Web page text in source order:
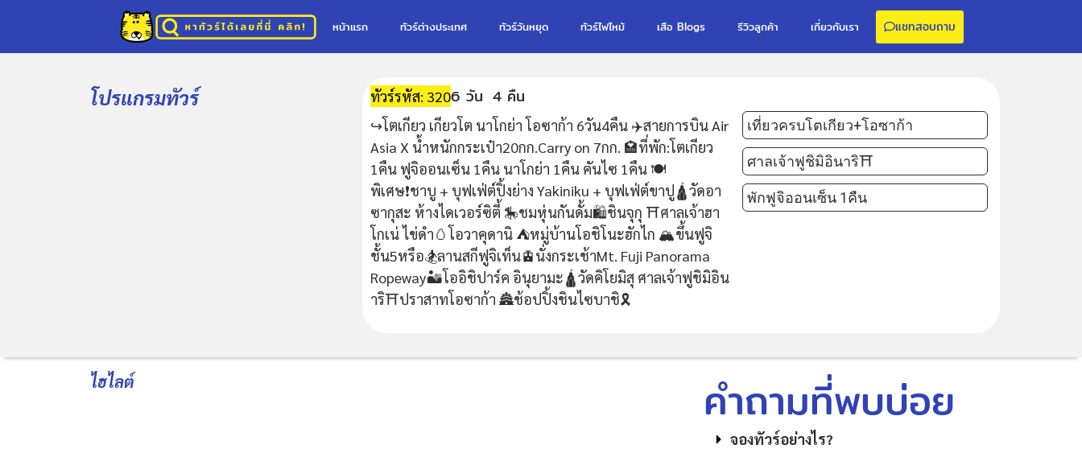
หน้าแรก ทัวร์ต่างประเทศ ทัวร์วันหยุด ทัวร์ไฟไหม้ เสือ Blogs รีวิวลูกค้า เกี่ยวกับเรา แชทสอบถาม
โปรแกรมทัวร์ ทัวร์รหัส: 3206 วัน 4 คืน
↪️โตเกียว เกียวโต นาโกย่า โอซาก้า 6วัน4คืน ✈️สายการบิน Air
Asia X น้ำหนักกระเป๋า20กก.Carry on 7กก. 🏩ที่พัก:โตเกียว
1คืน ฟูจิออนเซ็น 1คืน นาโกย่า 1คืน คันไซ 1คืน 🍽
พิเศษ❗️ชาบู + บุฟเฟ่ต์ปิ้งย่าง Yakiniku + บุฟเฟ่ต์ขาปู🛕วัดอา
ซากุสะ ห้างไดเวอร์ซิตี้ 🎠ชมหุ่นกันดั้ม🛍ชินจุกุ ⛩ศาลเจ้าฮา
โกเน่ ไข่ดำ🥚โอวาคุดานิ ⛺️หมู่บ้านโอชิโนะฮักไก 🏔ขึ้นฟูจิ
ชั้น5หรือ🏂ลานสกีฟูจิเท็น🚊นั่งกระเช้าMt. Fuji Panorama
Ropeway🏜โออิชิปาร์ค อินุยามะ🛕วัดคิโยมิสุ ศาลเจ้าฟูชิมิอิน
าริ⛩ปราสาทโอซาก้า 🏯ช้อปปิ้งชินไซบาชิ🎗
เที่ยวครบโตเกียว+โอซาก้า
ศาลเจ้าฟูชิมิอินาริ⛩
พักฟูจิออนเซ็น 1คืน
ไฮไลต์ คำถามที่พบบ่อย
จองทัวร์อย่างไร?